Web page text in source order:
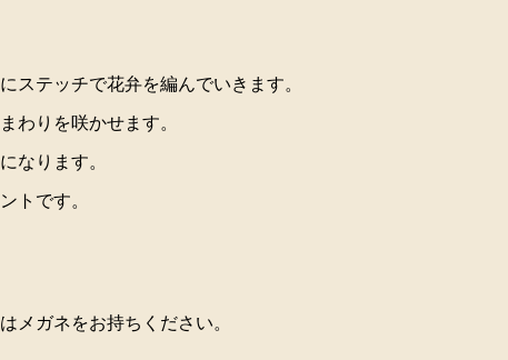
ステッチで花弁を編んでいきます。
わりを咲かせます。
なります。
トです。
メガネをお持ちください。